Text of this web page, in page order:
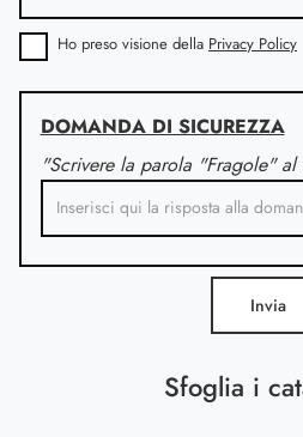
Sfoglia i
Ho preso visione della Privacy Policy
DOMANDA DI SICUREZZA
"Scrivere la parola "Fragole" al
Invia